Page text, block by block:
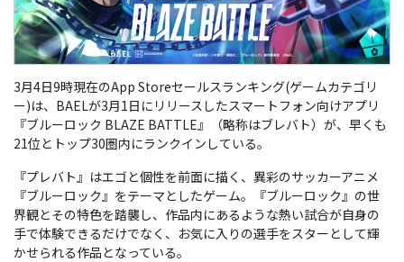
3月4日9時現在のApp Storeセールスランキング(ゲームカテゴリ
ー)は、 BAELが3月1 日にリリースしたスマートフォン向けアプリ
『ブルーロック BLAZE BATTLE 』（略称はブレバト）が、早くも
21位とトップ30圏内にランクインしている。
『プレバト 』はエゴと個性を前面に描く、異彩のサッカーアニメ
『ブルーロック』をテーマとしたゲーム。『ブルーロック』の世
界観とその特色を踏襲し、作品内にあるような熱い試合が自身の
手で体験できるだけでなく、お気に入りの選手をスターとして輝
かせられる作品となっている。